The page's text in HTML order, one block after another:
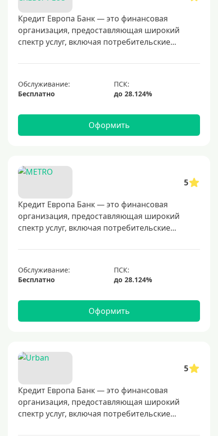
40000 руб
50000 руб
60000 руб
70000 руб
100000 руб
350000 руб
500000 руб
600000 руб
700000 руб
1000000 руб
С небольшим лимитом
С большим лимитом
Тип карты
Visa
UnionPay
Мир
Кредит Европа Банк — это финансовая
организация, предоставляющая широкий
спектр услуг, включая потребительские...
Обслуживание:
Бесплатно
Оформить
5
Кредит Европа Банк — это финансовая
организация, предоставляющая широкий
спектр услуг, включая потребительские...
Обслуживание:
Бесплатно
Оформить
5
Кредит Европа Банк — это финансовая
организация, предоставляющая широкий
спектр услуг, включая потребительские...